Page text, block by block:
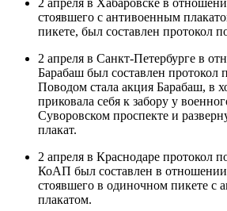
стоявшего с антивоенным
пикете, был составлен протокол
2 апреля в Санкт-Петербурге в
Барабаш был составлен протокол
Поводом стала акция Барабаш, в
приковала себя к забору у
Суворовском проспекте и
плакат.
2 апреля в Краснодаре протокол
КоАП был составлен в
стоявшего в одиночном пикете с
плакатом.